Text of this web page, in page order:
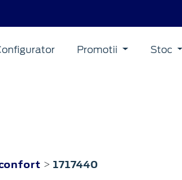
Promotii Stoc
> 1717440